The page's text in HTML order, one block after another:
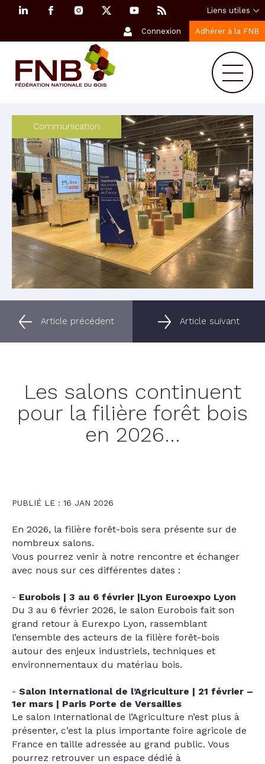
Liens utiles
Connexion Adhérer à la FNB
Communication
Article précédent Article suivant
Les salons continuent
pour la filière forêt bois
en 2026…
PUBLIÉ LE : 16 JAN 2026
En 2026, la filière forêt-bois sera présente sur de
nombreux salons.
Vous pourrez venir à notre rencontre et échanger
avec nous sur ces différentes dates :
Eurobois | 3 au 6 février |Lyon Euroexpo Lyon
Du 3 au 6 février 2026, le salon Eurobois fait son
grand retour à Eurexpo Lyon, rassemblant
l’ensemble des acteurs de la filière forêt-bois
autour des enjeux industriels, techniques et
environnementaux du matériau bois.
Salon International de l’Agriculture | 21 février –
1er mars | Paris Porte de Versailles
Le salon International de l’Agriculture n’est plus à
présenter, c’est la plus importante foire agricole de
France en taille adressée au grand public. Vous
pourrez retrouver un espace dédié à